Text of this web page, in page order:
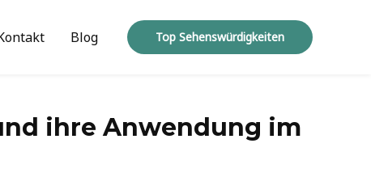
Blog Top Sehenswürdigkeiten
ihre Anwendung im